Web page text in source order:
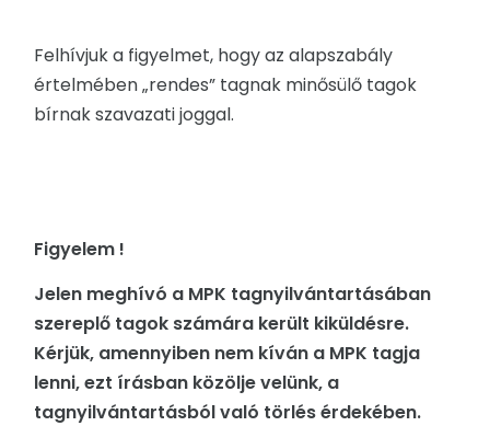
Felhívjuk a figyelmet, hogy az alapszabály
értelmében „rendes” tagnak minősülő tagok
bírnak szavazati joggal.
Figyelem !
Jelen meghívó a MPK tagnyilvántartásában
szereplő tagok számára került kiküldésre.
Kérjük, amennyiben nem kíván a MPK tagja
lenni, ezt írásban közölje velünk, a
tagnyilvántartásból való törlés érdekében.